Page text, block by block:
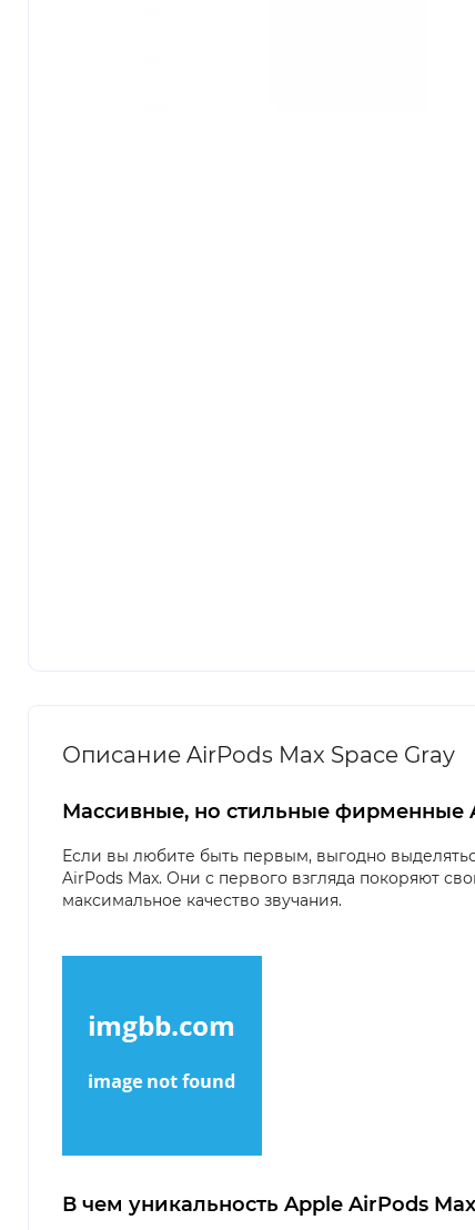
Описание AirPods Max Space Gray
Массивные, но стильные фирменные
Если вы любите быть первым, выгодно
AirPods Max. Они с первого взгляда покоряют
максимальное качество звучания.
В чем уникальность Apple AirPods